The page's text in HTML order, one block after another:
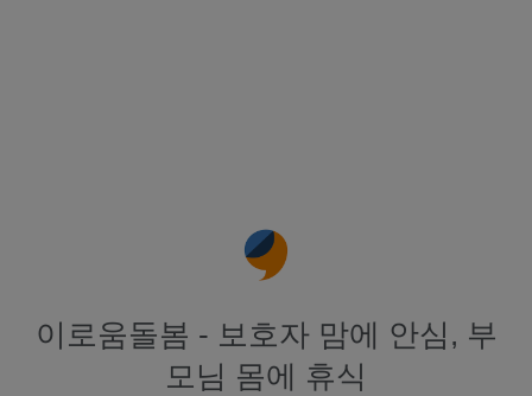
이로움돌봄 - 보호자 맘에 안심, 부
모님 몸에 휴식